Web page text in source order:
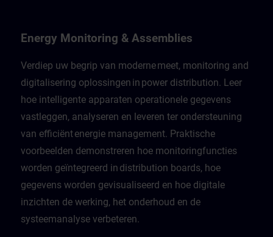
Energy Monitoring & Assemblies
Verdiep uw begrip van moderne meet, monitoring and
digitalisering oplossingen in power distribution. Leer
hoe intelligente apparaten operationele gegevens
vastleggen, analyseren en leveren ter ondersteuning
van efficiënt energie management. Praktische
voorbeelden demonstreren hoe monitoringfuncties
worden geïntegreerd in distribution boards, hoe
gegevens worden gevisualiseerd en hoe digitale
inzichten de werking, het onderhoud en de
systeemanalyse verbeteren.